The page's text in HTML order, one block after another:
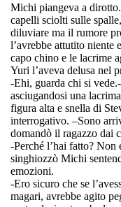
Michi piangeva a
capelli sciolti sulle
diluviare ma il rumore
l’avrebbe attutito niente
capo chino e le lacrime
Yuri l’aveva delusa nel
-Ehi, guarda chi si
asciugandosi una
figura alta e snella di
interrogativo. –Sono
domandò il ragazzo dai
-Perché l’hai fatto? Non
singhiozzò Michi
emozioni.
-Ero sicuro che se
magari, avrebbe agito